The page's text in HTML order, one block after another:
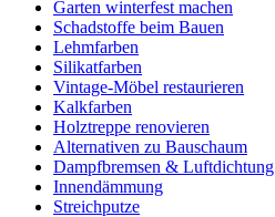
Garten winterfest machen
Schadstoffe beim Bauen
Lehmfarben
Silikatfarben
Vintage-Möbel restaurieren
Kalkfarben
Holztreppe renovieren
Alternativen zu Bauschaum
Dampfbremsen & Luftdichtung
Innendämmung
Streichputze